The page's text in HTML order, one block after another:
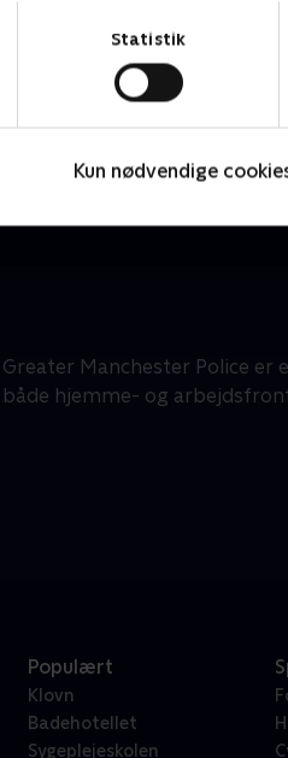
Statistik
Kun nødvendige
Manchester Police er
hjemme- og
Populært
Klovn
Badehotellet
Sygeplejeskolen